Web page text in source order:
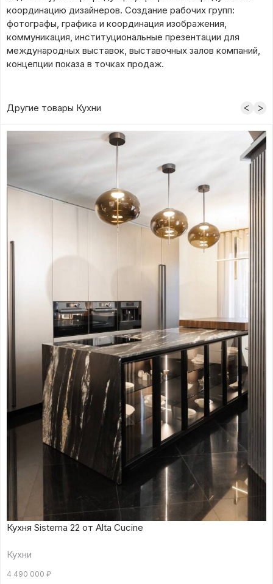
координацию дизайнеров. Создание рабочих групп:
фотографы, графика и координация изображения,
коммуникация, институциональные презентации для
международных выставок, выставочных залов компаний,
концепции показа в точках продаж.
Другие товары Кухни
Кухня Sistema 22 от Alta Cucine
Кухни
4 490 000 ₽